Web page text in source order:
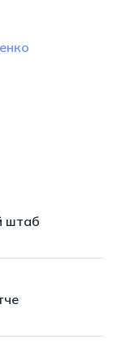
штаб